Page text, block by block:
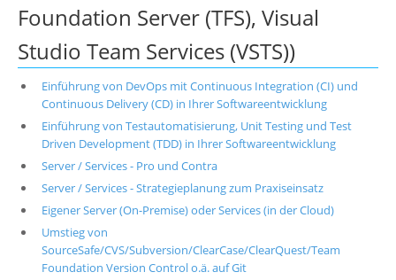
Foundation Server (TFS), Visual
Studio Team Services (VSTS))
Einführung von DevOps mit Continuous Integration (CI) und
Continuous Delivery (CD) in Ihrer Softwareentwicklung
Einführung von Testautomatisierung, Unit Testing und Test
Driven Development (TDD) in Ihrer Softwareentwicklung
Server / Services - Pro und Contra
Server / Services - Strategieplanung zum Praxiseinsatz
Eigener Server (On-Premise) oder Services (in der Cloud)
Umstieg von
SourceSafe/CVS/Subversion/ClearCase/ClearQuest/Team
Foundation Version Control o.ä. auf Git